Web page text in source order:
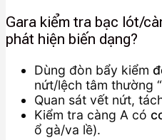
Gara kiểm tra bạc lót/
phát hiện biến dạng?
Dùng đòn bẩy kiểm
nứt/lệch tâm thường
Quan sát vết nứt,
Kiểm tra càng A có
ổ gà/va lề).